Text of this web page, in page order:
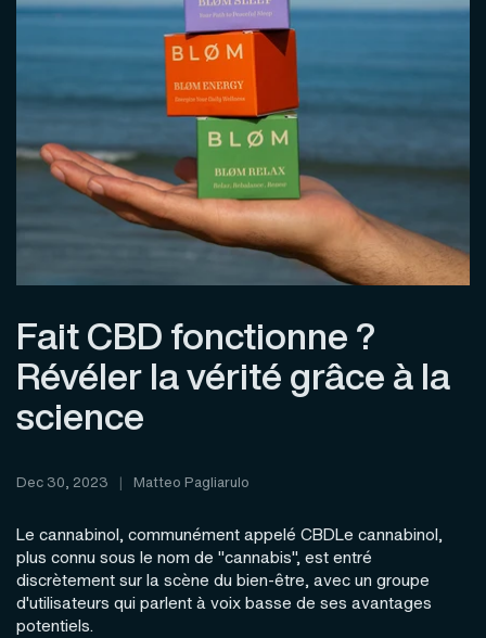
Fait CBD fonctionne ?
Révéler la vérité grâce à la
science
Dec 30, 2023 Matteo Pagliarulo
Le cannabinol, communément appelé CBDLe cannabinol,
plus connu sous le nom de "cannabis", est entré
discrètement sur la scène du bien-être, avec un groupe
d'utilisateurs qui parlent à voix basse de ses avantages
potentiels.